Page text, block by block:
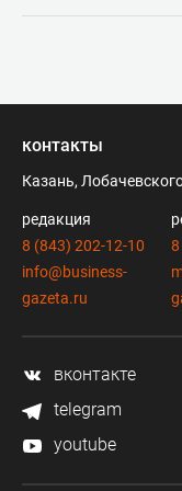
контакты
Казань,
редакция
8 (843) 202-12-10
info@business-
gazeta.ru
вконтакте
telegram
youtube